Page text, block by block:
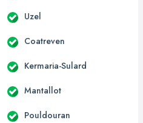
Uzel
Coatreven
Kermaria-Sulard
Mantallot
Pouldouran